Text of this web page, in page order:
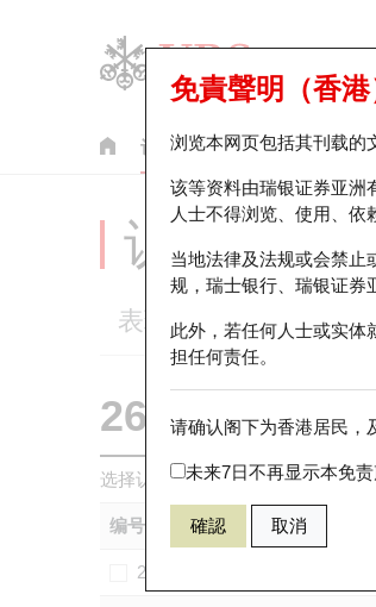
认股证 牛熊证 美股指数
免責聲明（香港
浏览本网页包括其刊载的
该等资料由瑞银证券亚洲
人士不得浏览、使用、依
当地法律及法规或会禁止
规，瑞士银行、瑞银证券
此外，若任何人士或实体
担任何责任。
请确认阁下为香港居民，
未来7日不再显示本免责
確認 取消
认股证分
表现 街货统计
26082 瑞银认
选择认股证作比较*你可以选择最
编号
22387